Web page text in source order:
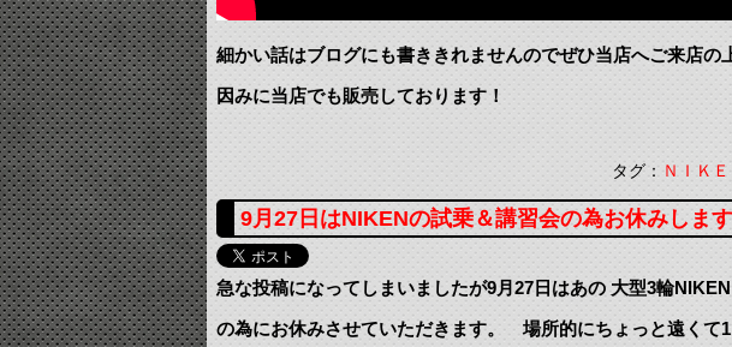
細かい話はブログにも書ききれませんのでぜひ当店へご来店の
因みに当店でも販売しております！
タグ：ＮＩＫ
9月27日はNIKENの試乗＆講習会の為お休みします
急な投稿になってしまいましたが9月27日はあの 大型3輪
の為にお休みさせていただきます。 場所的にちょっと遠くて